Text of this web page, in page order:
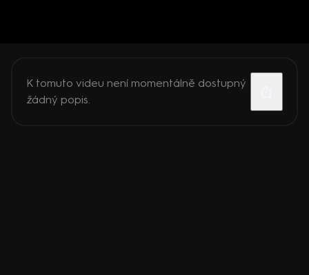
K tomuto videu není momentálně dostupný
žádný popis.